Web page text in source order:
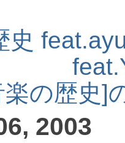
史
楽の歴史]
2003